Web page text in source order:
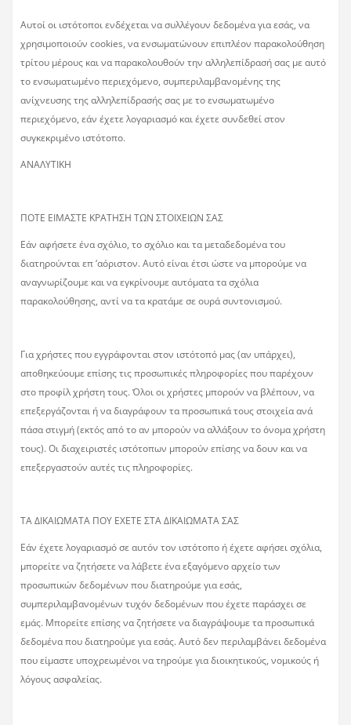
Αυτοί οι ιστότοποι ενδέχεται να συλλέγουν δεδομένα για εσάς, να
χρησιμοποιούν cookies, να ενσωματώνουν επιπλέον παρακολούθηση
τρίτου μέρους και να παρακολουθούν την αλληλεπίδρασή σας με αυτό
το ενσωματωμένο περιεχόμενο, συμπεριλαμβανομένης της
ανίχνευσης της αλληλεπίδρασής σας με το ενσωματωμένο
περιεχόμενο, εάν έχετε λογαριασμό και έχετε συνδεθεί στον
συγκεκριμένο ιστότοπο.
ΑΝΑΛΥΤΙΚΗ
ΠΟΤΕ ΕΙΜΑΣΤΕ ΚΡΑΤΗΣΗ ΤΩΝ ΣΤΟΙΧΕΙΩΝ ΣΑΣ
Εάν αφήσετε ένα σχόλιο, το σχόλιο και τα μεταδεδομένα του
διατηρούνται επ ‘αόριστον. Αυτό είναι έτσι ώστε να μπορούμε να
αναγνωρίζουμε και να εγκρίνουμε αυτόματα τα σχόλια
παρακολούθησης, αντί να τα κρατάμε σε ουρά συντονισμού.
Για χρήστες που εγγράφονται στον ιστότοπό μας (αν υπάρχει),
αποθηκεύουμε επίσης τις προσωπικές πληροφορίες που παρέχουν
στο προφίλ χρήστη τους. Όλοι οι χρήστες μπορούν να βλέπουν, να
επεξεργάζονται ή να διαγράφουν τα προσωπικά τους στοιχεία ανά
πάσα στιγμή (εκτός από το αν μπορούν να αλλάξουν το όνομα χρήστη
τους). Οι διαχειριστές ιστότοπων μπορούν επίσης να δουν και να
επεξεργαστούν αυτές τις πληροφορίες.
ΤΑ ΔΙΚΑΙΩΜΑΤΑ ΠΟΥ ΕΧΕΤΕ ΣΤΑ ΔΙΚΑΙΩΜΑΤΑ ΣΑΣ
Εάν έχετε λογαριασμό σε αυτόν τον ιστότοπο ή έχετε αφήσει σχόλια,
μπορείτε να ζητήσετε να λάβετε ένα εξαγόμενο αρχείο των
προσωπικών δεδομένων που διατηρούμε για εσάς,
συμπεριλαμβανομένων τυχόν δεδομένων που έχετε παράσχει σε
εμάς. Μπορείτε επίσης να ζητήσετε να διαγράψουμε τα προσωπικά
δεδομένα που διατηρούμε για εσάς. Αυτό δεν περιλαμβάνει δεδομένα
που είμαστε υποχρεωμένοι να τηρούμε για διοικητικούς, νομικούς ή
λόγους ασφαλείας.